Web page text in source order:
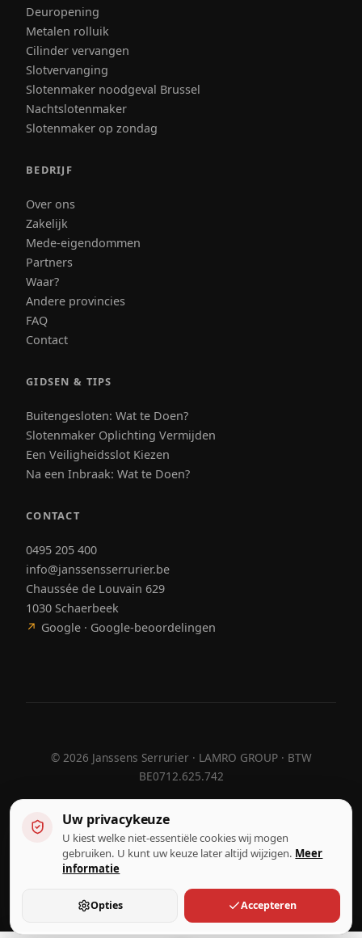
Deuropening
Metalen rolluik
Cilinder vervangen
Slotvervanging
Slotenmaker noodgeval Brussel
Nachtslotenmaker
Slotenmaker op zondag
BEDRIJF
Over ons
Zakelijk
Mede-eigendommen
Partners
Waar?
Andere provincies
FAQ
Contact
GIDSEN & TIPS
Buitengesloten: Wat te Doen?
Slotenmaker Oplichting Vermijden
Een Veiligheidsslot Kiezen
Na een Inbraak: Wat te Doen?
CONTACT
0495 205 400
info@janssensserrurier.be
Chaussée de Louvain 629
1030 Schaerbeek
↗ Google · Google-beoordelingen
© 2026 Janssens Serrurier · LAMRO GROUP · BTW
BE0712.625.742
Ontworpen doorHebora
Hebora
Gebruiksvoorwaarden
Cookie-instellingen
Uw privacykeuze
U kiest welke niet-essentiële cookies wij mogen
gebruiken. U kunt uw keuze later altijd wijzigen. Meer
informatie
Opties Accepteren